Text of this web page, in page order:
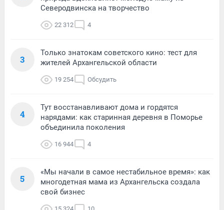
Северодвинска на творчество
22 312 4
3
Только знатокам советского кино: тест для
жителей Архангельской области
19 254 Обсудить
4
Тут восстанавливают дома и гордятся
нарядами: как старинная деревня в Поморье
объединила поколения
16 944 4
5
«Мы начали в самое нестабильное время»: как
многодетная мама из Архангельска создала
свой бизнес